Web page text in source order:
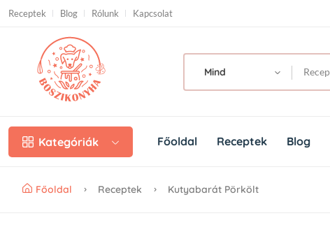
Skip to main content
Receptek Blog Rólunk Kapcsolat
Mind
Kategóriák Főoldal Receptek Blog
Főoldal Receptek Kutyabarát Pörkölt